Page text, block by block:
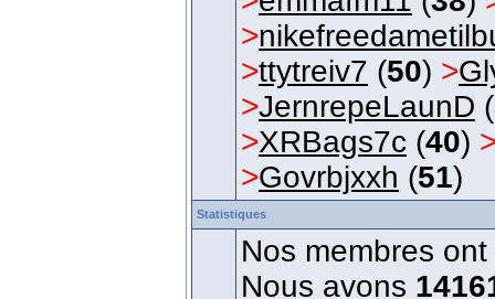
>
>ttytreiv7 (50) >
>JernrepeLaunD (
>XRBags7c (40)
>Govrbjxxh (51)
Statistiques
Nos membres
Nous avons